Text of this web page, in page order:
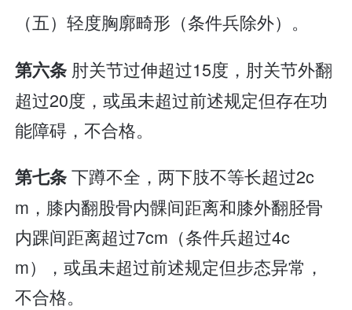
（五）轻度胸廓畸形（条件兵除外）。
第六条 肘关节过伸超过15度，肘关节外翻
超过20度，或虽未超过前述规定但存在功
能障碍，不合格。
第七条下蹲不全，两下肢不等长超过2c
m，膝内翻股骨内髁间距离和膝外翻胫骨
内踝间距离超过7cm（条件兵超过4c
m），或虽未超过前述规定但步态异常，
不合格。